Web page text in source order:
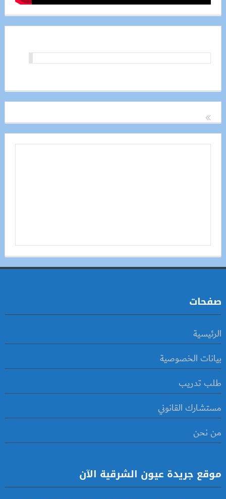
صفحات
الرئيسية
بيانات الخصوصية
طلب تدريب
مستشارك القانوني
من نحن
موقع جريدة عيون الشرقية الآن